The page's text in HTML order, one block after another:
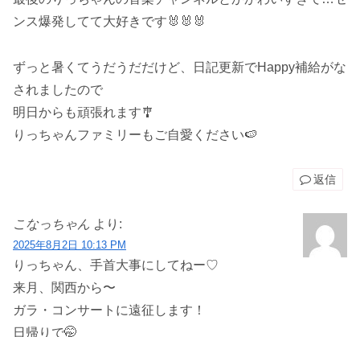
ンス爆発してて大好きです🐰🐰🐰
ずっと暑くてうだうだだけど、日記更新でHappy補給がな
されましたので
明日からも頑張れます🎐
りっちゃんファミリーもご自愛ください🍉
返信
こなっちゃん より:
2025年8月2日 10:13 PM
りっちゃん、手首大事にしてねー♡
来月、関西から〜
ガラ・コンサートに遠征します！
日帰りで🤭